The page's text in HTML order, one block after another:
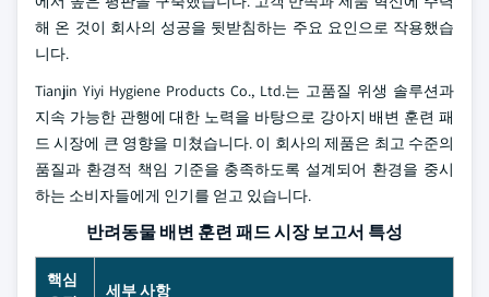
해 온 것이 회사의 성공을 뒷받침하는 주요 요인으로 작용했습
니다.
Tianjin Yiyi Hygiene Products Co., Ltd.는 고품질 위생 솔루션과
지속 가능한 관행에 대한 노력을 바탕으로 강아지 배변 훈련 패
드 시장에 큰 영향을 미쳤습니다. 이 회사의 제품은 최고 수준의
품질과 환경적 책임 기준을 충족하도록 설계되어 환경을 중시
하는 소비자들에게 인기를 얻고 있습니다.
반려동물 배변 훈련 패드 시장 보고서 특성
핵심
세부 사항